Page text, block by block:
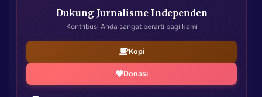
Dukung Jurnalisme Independen
Kontribusi Anda sangat berarti bagi kami
Kopi
Donasi